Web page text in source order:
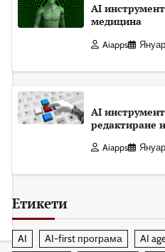
AI
медицина
Aiapps
AI
редактиране
Aiapps
Етикети
AI AI-first програма
AI